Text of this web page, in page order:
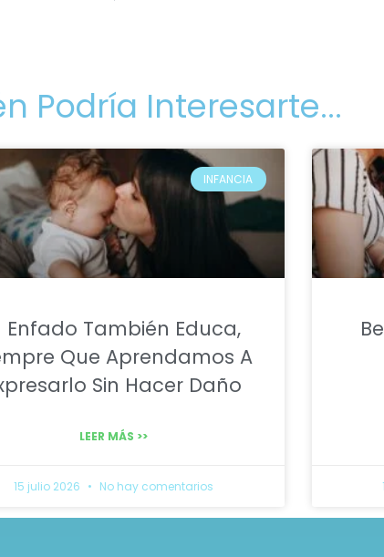
Podría Interesarte...
INFANCIA
Enfado También Educa,
Que Aprendamos A
Sin Hacer Daño
LEER MÁS >>
15 julio 2026 No hay comentarios